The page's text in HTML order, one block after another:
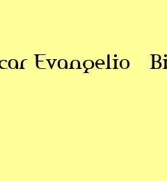
Evangelio